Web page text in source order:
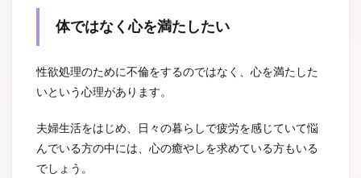
体ではなく心を満たしたい
性欲処理のために不倫をするのではなく、心を満たした
いという心理があります。
夫婦生活をはじめ、日々の暮らしで疲労を感じていて悩
んでいる方の中には、心の癒やしを求めている方もいる
でしょう。